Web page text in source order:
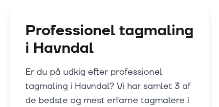
Professionel tagmaling
i Havndal
Er du på udkig efter professionel
tagmaling i Havndal? Vi har samlet 3 af
de bedste og mest erfarne tagmalere i